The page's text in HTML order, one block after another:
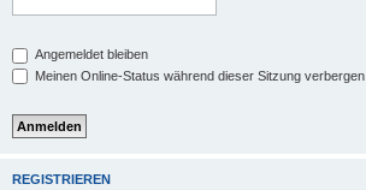
Angemeldet bleiben
Meinen Online-Status während dieser Sitzung verbergen
REGISTRIEREN